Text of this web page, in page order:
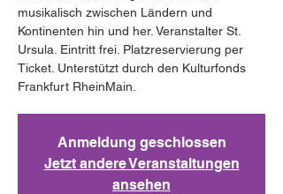
musikalisch zwischen Ländern und
Kontinenten hin und her. Veranstalter St.
Ursula. Eintritt frei. Platzreservierung per
Ticket. Unterstützt durch den Kulturfonds
Frankfurt RheinMain.
Anmeldung geschlossen
Jetzt andere Veranstaltungen
ansehen